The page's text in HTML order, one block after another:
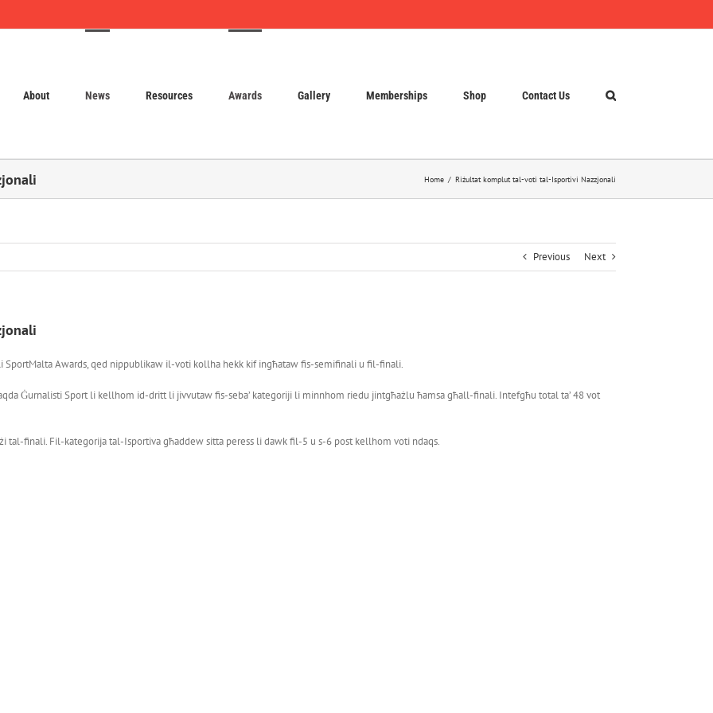
About News Resources Awards Gallery Memberships Shop Contact Us
Home Riżultat komplut tal-voti tal-Isportivi Nazzjonali
Previous Next
SportMalta Awards, qed nippublikaw il-voti kollha hekk kif ingħataw fis-semifinali u fil-finali.
Ġurnalisti Sport li kellhom id-dritt li jivvutaw fis-seba’ kategoriji li minnhom riedu jintgħażlu ħamsa għall-finali. Intefgħu total ta’ 48 vot
tal-finali. Fil-kategorija tal-Isportiva għaddew sitta peress li dawk fil-5 u s-6 post kellhom voti ndaqs.